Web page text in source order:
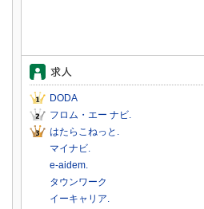
DODA
フロム・エー ナビ.
はたらこねっと.
マイナビ.
e-aidem.
タウンワーク
イーキャリア.